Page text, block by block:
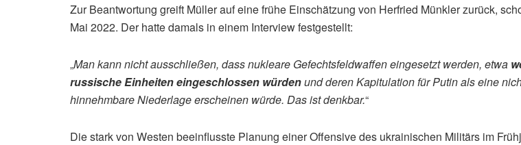
Zur Beantwortung greift Müller auf eine frühe Einschätzung von Herfried Münkler zurück,
Mai 2022. Der hatte damals in einem Interview festgestellt:
„Man kann nicht ausschließen, dass nukleare Gefechtsfeldwaffen eingesetzt werden, etwa
russische Einheiten eingeschlossen würdenund deren Kapitulation für Putin als eine
hinnehmbare Niederlage erscheinen würde. Das ist denkbar.“
Die stark von Westen beeinflusste Planung einer Offensive des ukrainischen Militärs im